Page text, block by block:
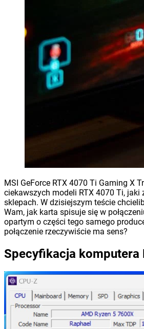
MSI GeForce RTX 4070 Ti Gaming X
ciekawszych modeli RTX 4070 Ti, jaki
sklepach. W dzisiejszym teście
Wam, jak karta spisuje się w
opartym o części tego samego
połączenie rzeczywiście ma sens?
Specyfikacja komputera